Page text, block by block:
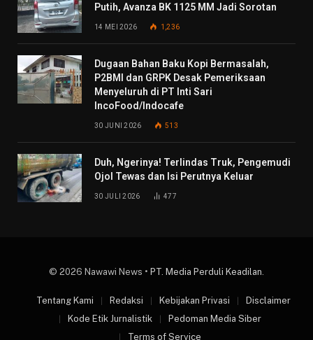
Putih, Avanza BK 1125 MM Jadi Sorotan
14 MEI 2026 1,236
Dugaan Bahan Baku Kopi Bermasalah,
P2BMI dan GRPK Desak Pemeriksaan
Menyeluruh di PT Inti Sari
IncoFood/Indocafe
30 JUNI 2026 513
Duh, Ngerinya! Terlindas Truk, Pengemudi
Ojol Tewas dan Isi Perutnya Keluar
30 JULI 2026 477
© 2026 Nawawi News • PT. Media Perduli Keadilan.
Tentang Kami Redaksi Kebijakan Privasi
Disclaimer
Kode Etik Jurnalistik
Pedoman Media Siber
Terms of Service